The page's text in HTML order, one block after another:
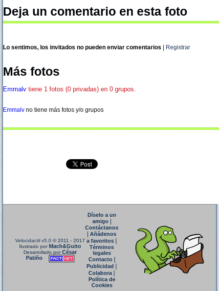
Deja un comentario en esta foto
Lo sentimos, los invitados no pueden enviar comentarios Registrar
Más fotos
Emmalv tiene 1 fotos (0 privadas) en 0 grupos.
Emmalv no tiene más fotos y/o grupos
Velocidactil v5.0 © 2011 - 2017
Ilustrado porMach&Guito
Desarrollado porCésar
Patiño
Díselo a un
amigo|
Contáctanos
Añádenos
a favoritos
Términos
legales
Contacto|
Publicidad
Colabora|
Política de
Cookies